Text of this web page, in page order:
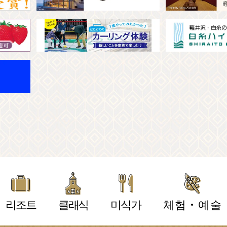
리조트 클래식 미식가 체험・예술